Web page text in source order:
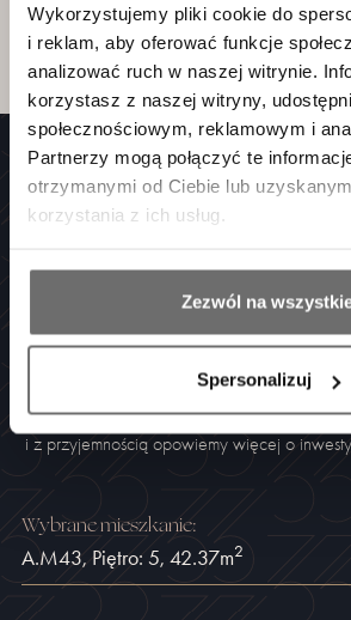
Wykorzystujemy pliki cookie do
i reklam, aby oferować funkcje
analizować ruch w naszej witrynie.
korzystasz z naszej witryny,
społecznościowym, reklamowym i
Partnerzy mogą połączyć te
otrzymanymi od Ciebie lub
korzystania z ich usług.
Zezwól na
Spersonalizuj
5 Wyjście na taras – możliwa różnica poziomów.
6 Powyższa oferta ma charakter informacyjny i nie
w rozumieniu art.66 §1 Kodeksu cywilnego oraz
przepisów prawnych.
Masz pytania lub
umówić na
Jesteśmy dostępni codziennie
i z przyjemnością opowiemy więcej o
Wybranemieszkanie:
A.M43, Piętro: 5, 42.37m2